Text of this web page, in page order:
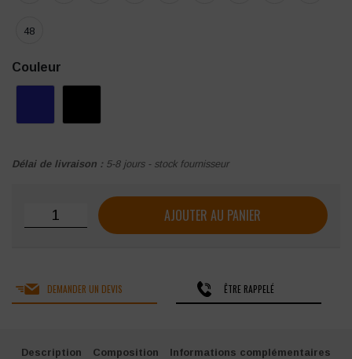
48
Couleur
Délai de livraison : 5-8 jours - stock fournisseur
quantité de Chaussures de sécurité Parade Vamos S1P
AJOUTER AU PANIER
DEMANDER UN DEVIS ÊTRE RAPPELÉ
Description Composition Informations complémentaires